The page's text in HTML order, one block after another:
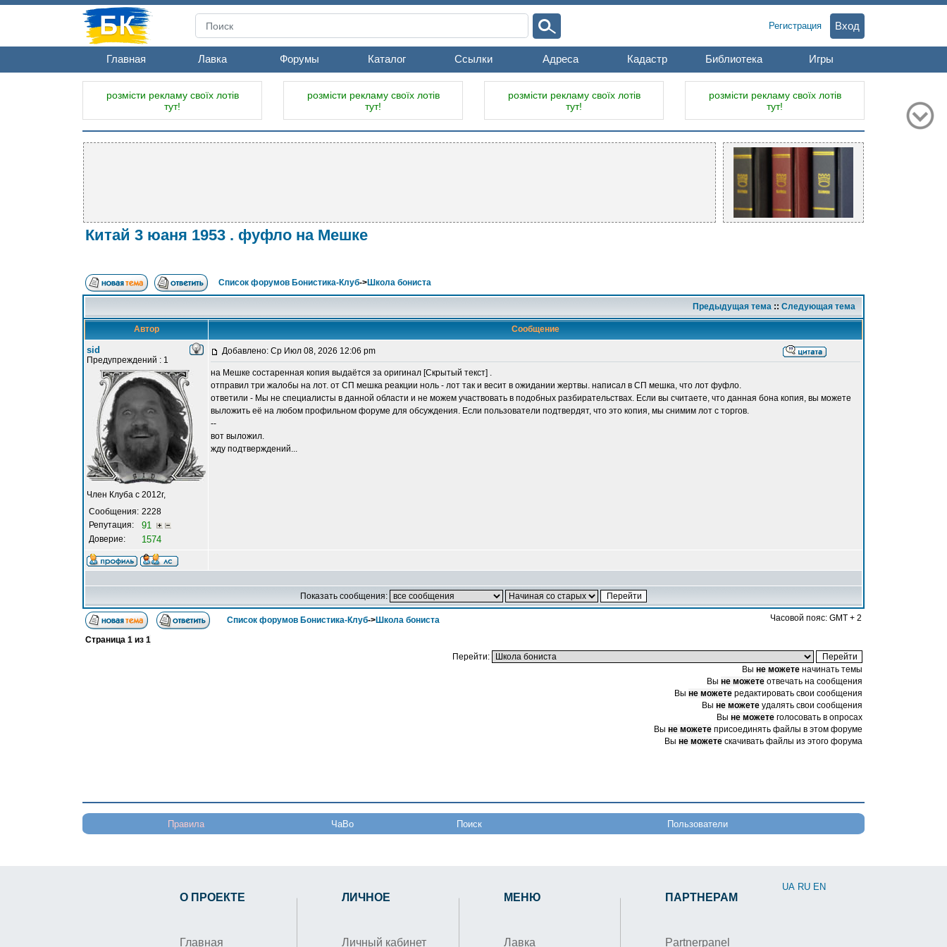
Регистрация Вход
Главная Лавка Форумы Каталог Ссылки Адреса Кадастр Библиотека Игры
розмісти рекламу своїх лотів
тут!
розмісти рекламу своїх лотів
тут!
розмісти рекламу своїх лотів
тут!
розмісти рекламу своїх лотів
тут!
Китай 3 юаня 1953 . фуфло на Мешке
Список форумов Бонистика-Клуб->Школа бониста
Предыдущая тема :: Следующая тема
Автор Сообщение
sid
Предупреждений : 1
Член Клуба с 2012г,
Сообщения: 2228
Репутация:
91
Доверие: 1574
Добавлено: Ср Июл 08, 2026 12:06 pm
на Мешке состаренная копия выдаётся за оригинал [Скрытый текст] .
отправил три жалобы на лот. от СП мешка реакции ноль - лот так и весит в ожидании жертвы. написал в СП мешка, что лот фуфло.
ответили - Мы не специалисты в данной области и не можем участвовать в подобных разбирательствах. Если вы считаете, что данная бона копия, вы можете
выложить её на любом профильном форуме для обсуждения. Если пользователи подтвердят, что это копия, мы снимим лот с торгов.
--
вот выложил.
жду подтверждений...
Показать сообщения:
Список форумов Бонистика-Клуб->Школа бониста Часовой пояс: GMT + 2
Страница 1 из 1
Перейти:
Вы не можете начинать темы
Вы не можете отвечать на сообщения
Вы не можете редактировать свои сообщения
Вы не можете удалять свои сообщения
Вы не можете голосовать в опросах
Вы не можете присоединять файлы в этом форуме
Вы не можете скачивать файлы из этого форума
Правила ЧаВо Поиск Пользователи
О ПРОЕКТЕ
Главная
ЛИЧНОЕ
Личный кабинет
МЕНЮ
Лавка
ПАРТНЕРАМ
Partnerpanel
UA RU EN